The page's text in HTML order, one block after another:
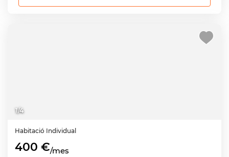
1/4
Habitació Individual
400 €/mes